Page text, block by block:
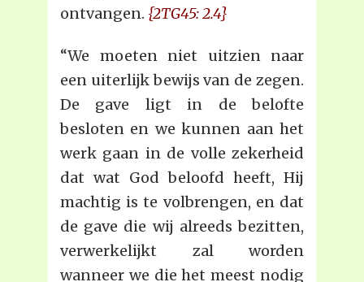
ontvangen. {2TG45: 2.4}
“We moeten niet uitzien naar
een uiterlijk bewijs van de zegen.
De gave ligt in de belofte
besloten en we kunnen aan het
werk gaan in de volle zekerheid
dat wat God beloofd heeft, Hij
machtig is te volbrengen, en dat
de gave die wij alreeds bezitten,
verwerkelijkt zal worden
wanneer we die het meest nodig